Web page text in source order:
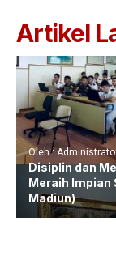
Artikel
Oleh :
Disiplin dan
Meraih Impian
Madiun)